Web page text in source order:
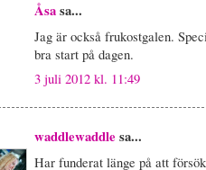
Åsasa...
Jag är också frukostgalen.
bra start på dagen.
3 juli 2012 kl. 11:49
waddlewaddle sa...
Har funderat länge på att